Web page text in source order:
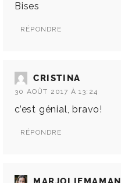
Bises
RÉPONDRE
CRISTINA
30 AOÛT 2017 À 13:24
c’est génial, bravo!
RÉPONDRE